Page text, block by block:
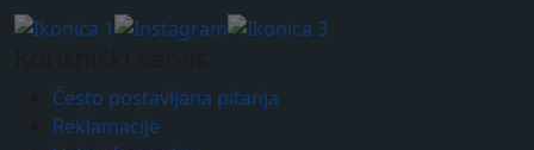
Često postavljana pitanja
Reklamacije